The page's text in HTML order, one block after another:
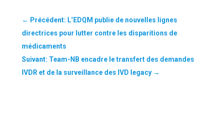
← Précédent: L’EDQM publie de nouvelles lignes
directrices pour lutter contre les disparitions de
médicaments
Suivant: Team-NB encadre le transfert des demandes
IVDR et de la surveillance des IVD legacy→